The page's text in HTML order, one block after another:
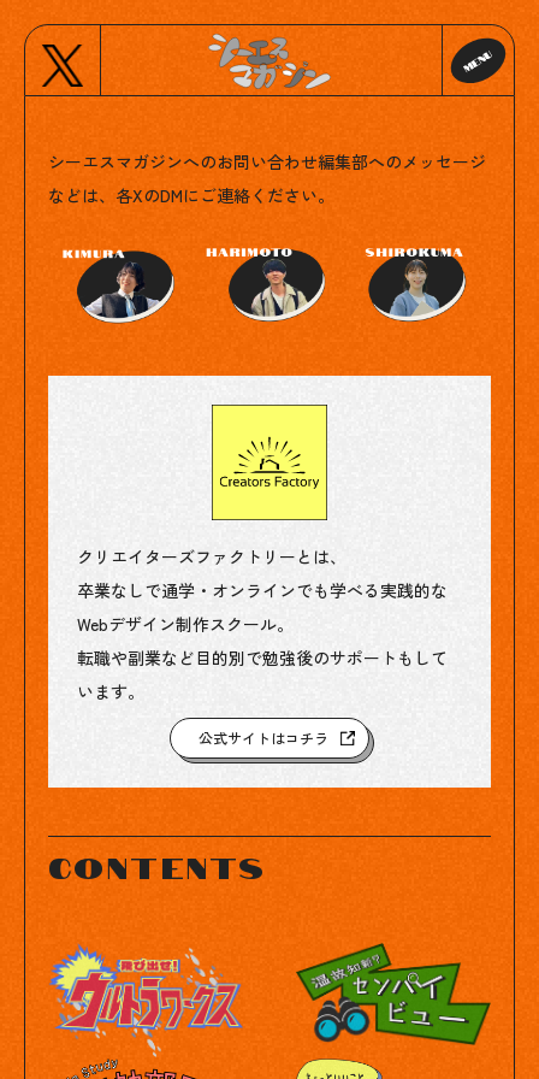
Contact
シーエスマガジンへのお問い合わせ編集部へのメッセージ
などは、各XのDMにご連絡ください。
クリエイターズファクトリーとは、
卒業なしで通学・オンラインでも学べる実践的な
Webデザイン制作スクール。
転職や副業など目的別で勉強後のサポートもして
います。
公式サイトはコチラ
contents